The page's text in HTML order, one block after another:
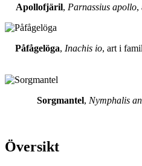
Apollofjäril, Parnassius apollo,
Påfågelöga, Inachis io, art i
Sorgmantel, Nymphalis
Översikt